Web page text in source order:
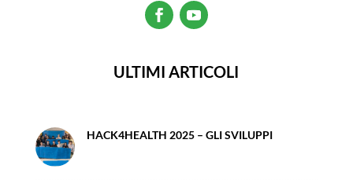
ULTIMI ARTICOLI
HACK4HEALTH 2025 – GLI SVILUPPI